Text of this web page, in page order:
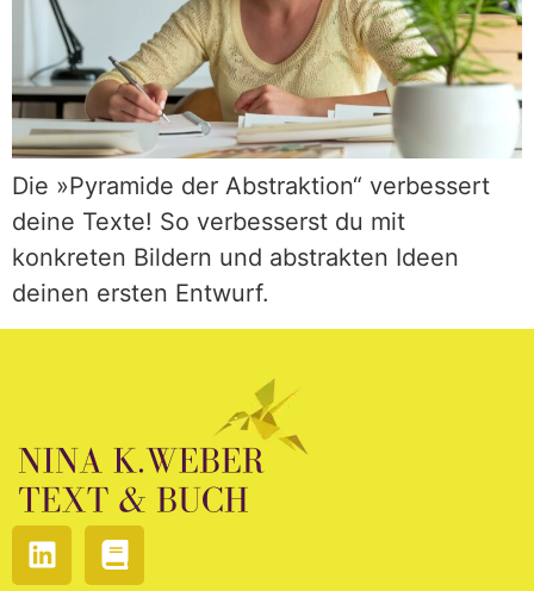
Die »Pyramide der Abstraktion“ verbessert
deine Texte! So verbesserst du mit
konkreten Bildern und abstrakten Ideen
deinen ersten Entwurf.